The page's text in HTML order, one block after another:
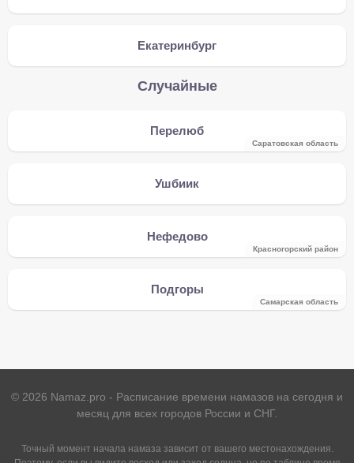
Екатеринбург
Случайные
Перелюб
Саратовская область
Ушбиик
Нефедово
Красногорский район
Подгоры
Самарская область
© 2026 Namaz.pro - Расписание времени намазов на сегодня и
месяц для всех городов России и СНГ.
Точный момент начала намаза зависит от вашего местонахождения.